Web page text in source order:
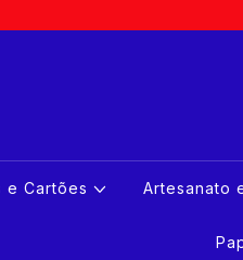
e Cartões Artesanato